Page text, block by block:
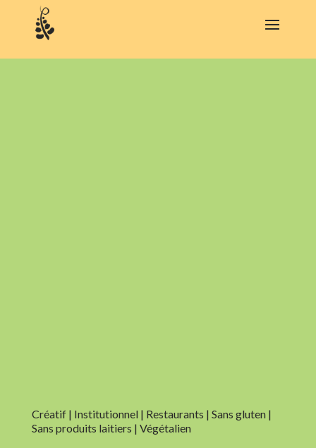
Créatif | Institutionnel | Restaurants | Sans gluten |
Sans produits laitiers | Végétalien